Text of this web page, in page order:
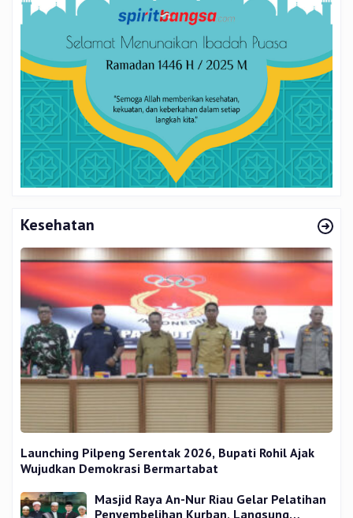
Kesehatan
Launching Pilpeng Serentak 2026, Bupati Rohil Ajak
Wujudkan Demokrasi Bermartabat
Masjid Raya An-Nur Riau Gelar Pelatihan
Penyembelihan Kurban, Langsung